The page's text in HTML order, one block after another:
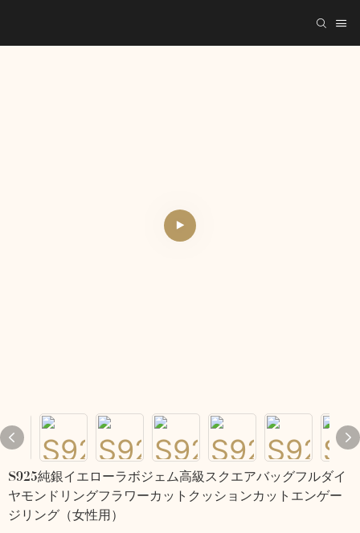
S925純銀イエローラボジェム高級スクエアバッグフルダイ
ヤモンドリングフラワーカットクッションカットエンゲー
ジリング（女性用）